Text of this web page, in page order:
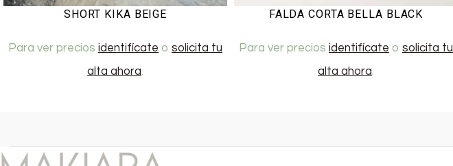
SHORT KIKA BEIGE
Para ver precios identifícate o solicita tu
alta ahora.
FALDA CORTA BELLA BLACK
Para ver precios identifícate o solicita tu
alta ahora.